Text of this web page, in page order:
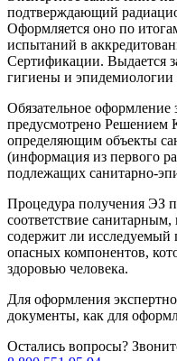
подтверждающий
Оформляется оно по
испытаний в
Сертификации. Выдается
гигиены и эпидемиологии
Обязательное оформление
предусмотрено Решением
определяющим объекты
(информация из первого
подлежащих санитарно-
Процедура получения ЭЗ
соответствие
содержит ли исследуемый
опасных компонентов,
здоровью человека.
Для оформления
документы, как для
Остались вопросы?